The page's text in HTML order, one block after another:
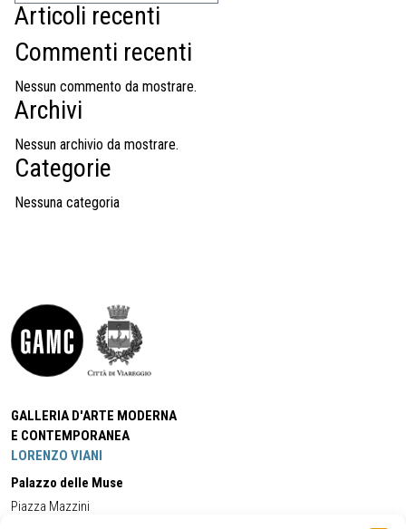
MOSTRE
EVENTI
PALAZZO DELLE MUSE
Articoli recenti
Commenti recenti
Nessun commento da mostrare.
Archivi
Nessun archivio da mostrare.
Categorie
Nessuna categoria
GALLERIA D'ARTE MODERNA
E CONTEMPORANEA
LORENZO VIANI
Palazzo delle Muse
Piazza Mazzini